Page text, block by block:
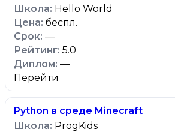
Hello World
беспл.
—
5.0
—
Перейти
Python в среде Minecraft
ProgKids